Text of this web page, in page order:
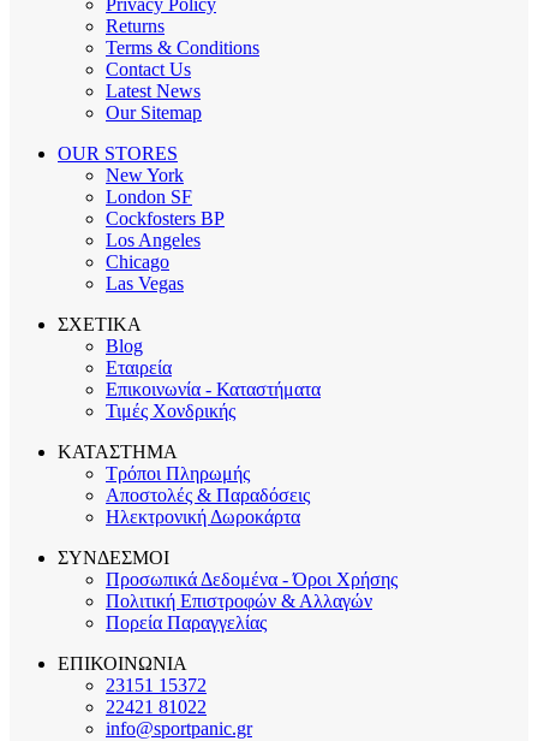
Privacy Policy
Returns
Terms & Conditions
Contact Us
Latest News
Our Sitemap
OUR STORES
New York
London SF
Cockfosters BP
Los Angeles
Chicago
Las Vegas
ΣΧΕΤΙΚΑ
Blog
Εταιρεία
Επικοινωνία - Καταστήματα
Τιμές Χονδρικής
ΚΑΤΑΣΤΗΜΑ
Τρόποι Πληρωμής
Αποστολές & Παραδόσεις
Ηλεκτρονική Δωροκάρτα
ΣΥΝΔΕΣΜΟΙ
Προσωπικά Δεδομένα - Όροι Χρήσης
Πολιτική Επιστροφών & Αλλαγών
Πορεία Παραγγελίας
ΕΠΙΚΟΙΝΩΝΙΑ
23151 15372
22421 81022
info@sportpanic.gr